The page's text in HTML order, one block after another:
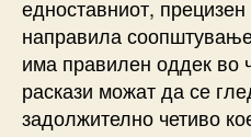
едноставниот, прецизен
направила
има правилен оддек во
раскази можат да се
задолжително четиво